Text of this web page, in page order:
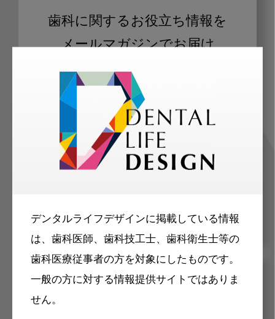
デンタルライフデザインに掲載している情報
は、歯科医師、歯科技工士、歯科衛生士等の
歯科医療従事者の方を対象にしたものです。
一般の方に対する情報提供サイトではありま
せん。
歯科に関するお役立ち情報を
メールマガジンでお届け
ご登録いただいた職種（歯科医師、歯
科衛生士、歯科技工士）に合わせた内
容のメールマガジンをお届けします。
メリット